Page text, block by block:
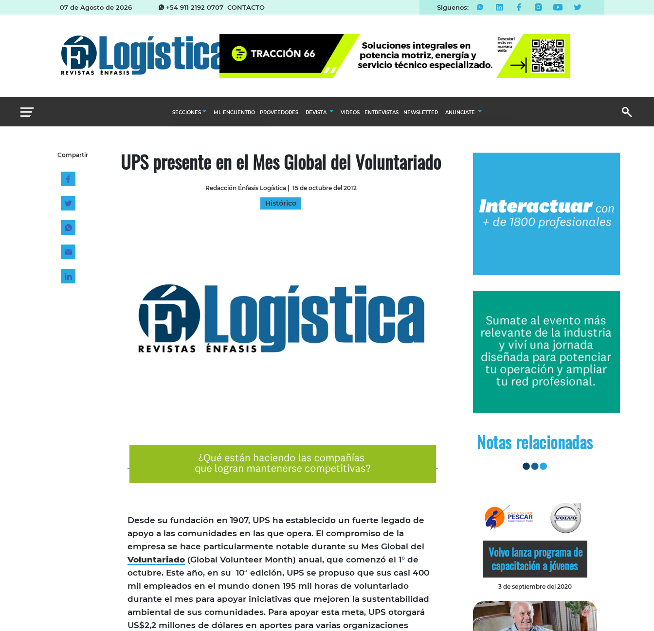
07 de Agosto de 2026 +54 911 2192 0707 CONTACTO Síguenos:
SECCIONES
Almacenes e inventarios
Logística y distribución
ML ENCUENTRO PROVEEDORES REVISTA VIDEOS ENTREVISTAS NEWSLETTER ANUNCIATE
Email Marketing
Compartir UPS presente en el Mes Global del Voluntariado
Redacción Énfasis Logística| 15 de octubre del 2012
Histórico
Desde su fundación en 1907, UPS ha establecido un fuerte legado de
apoyo a las comunidades en las que opera. El compromiso de la
empresa se hace particularmente notable durante su Mes Global del
Voluntariado (Global Volunteer Month) anual, que comenzó el 1° de
octubre. Este año, en su 10ª edición, UPS se propuso que sus casi 400
mil empleados en el mundo donen 195 mil horas de voluntariado
durante el mes para apoyar iniciativas que mejoren la sustentabilidad
ambiental de sus comunidades. Para apoyar esta meta, UPS otorgará
US$2,2 millones de dólares en aportes para varias organizaciones
Notas relacionadas
Volvo lanza programa de
capacitación a jóvenes
3 de septiembre del 2020